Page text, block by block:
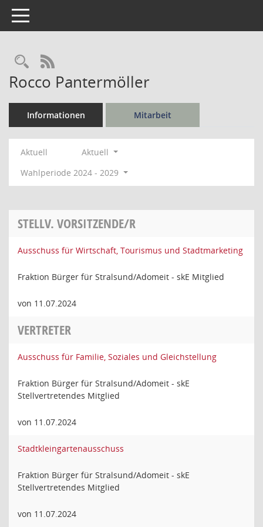
Toggle navigation
Rechercheauswahl
RSS-Feed
Rocco Pantermöller
Informationen Mitarbeit
Aktuell
Aktuell
Wahlperiode 2024 - 2029
STELLV. VORSITZENDE/R
Ausschuss für Wirtschaft, Tourismus und Stadtmarketing
Fraktion Bürger für Stralsund/Adomeit - skE Mitglied
von 11.07.2024
VERTRETER
Ausschuss für Familie, Soziales und Gleichstellung
Fraktion Bürger für Stralsund/Adomeit - skE
Stellvertretendes Mitglied
von 11.07.2024
Stadtkleingartenausschuss
Fraktion Bürger für Stralsund/Adomeit - skE
Stellvertretendes Mitglied
von 11.07.2024